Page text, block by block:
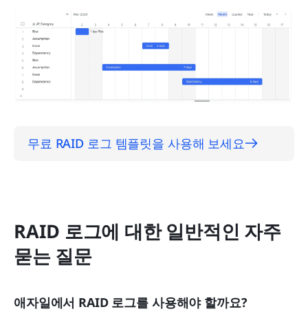
무료 RAID 로그 템플릿을 사용해 보세요
RAID 로그에 대한 일반적인 자주
묻는 질문
애자일에서 RAID 로그를 사용해야 할까요?